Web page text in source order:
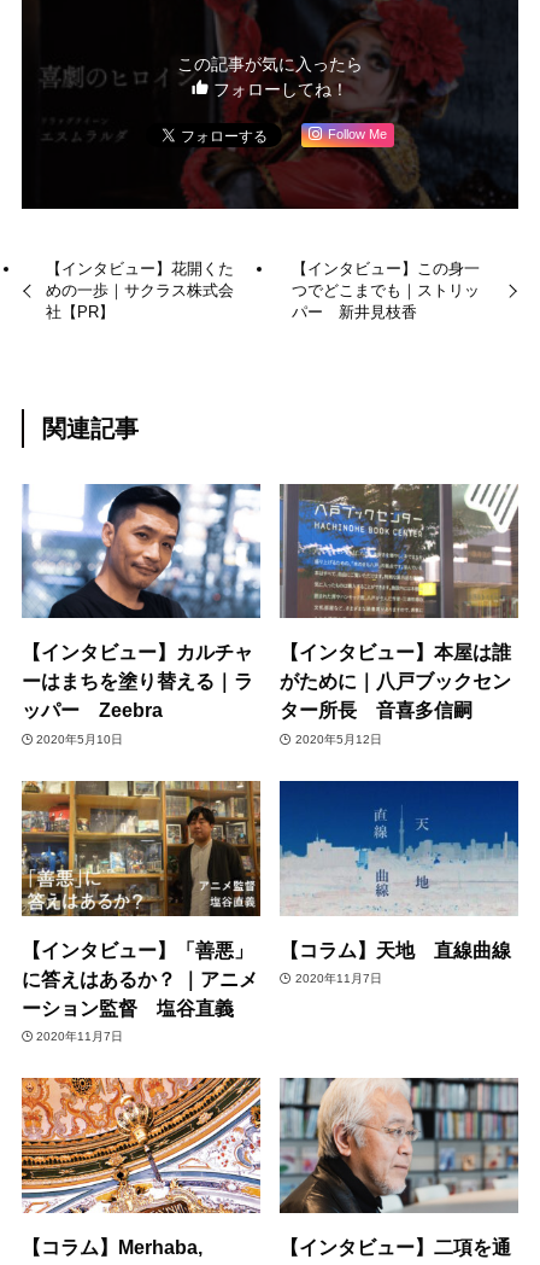
この記事が気に入ったら
フォローしてね！
Follow Me
【インタビュー】花開くた
めの一歩｜サクラス株式会
社【PR】
【インタビュー】この身一
つでどこまでも｜ストリッ
パー 新井見枝香
関連記事
【インタビュー】カルチャ
ーはまちを塗り替える｜ラ
ッパー Zeebra
2020年5月10日
【インタビュー】本屋は誰
がために｜八戸ブックセン
ター所長 音喜多信嗣
2020年5月12日
【インタビュー】「善悪」
に答えはあるか？ ｜アニメ
ーション監督 塩谷直義
2020年11月7日
【コラム】天地 直線曲線
2020年11月7日
【コラム】Merhaba,
【インタビュー】二項を通